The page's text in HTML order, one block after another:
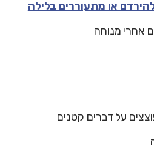
או מתעוררים בלילה
אחרי מנוחה
על דברים קטנים